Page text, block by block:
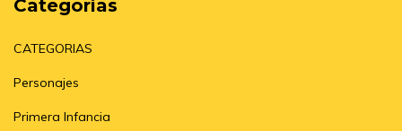
Categorías
CATEGORIAS
Personajes
Primera Infancia